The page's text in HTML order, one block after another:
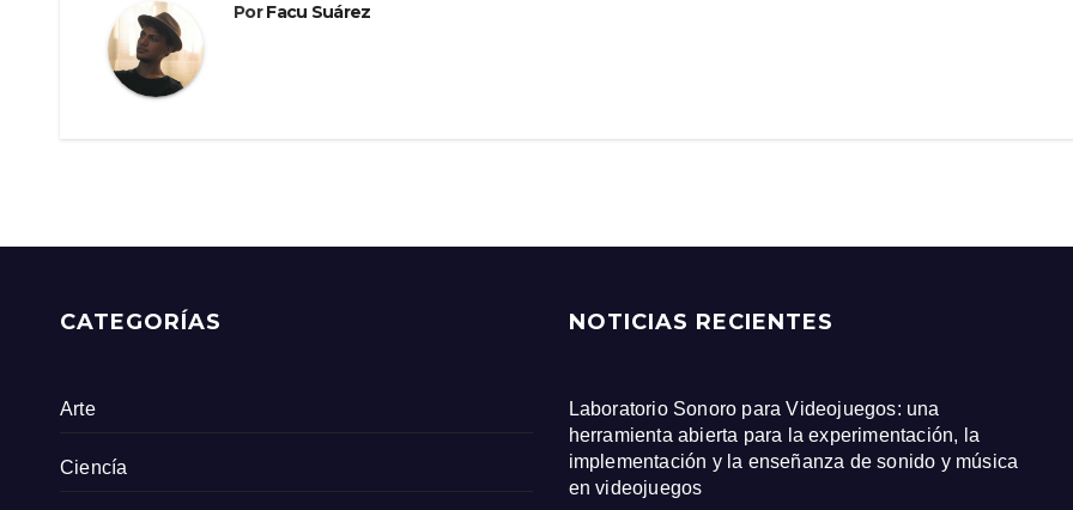
PorFacu Suárez
CATEGORÍAS
Arte
Ciencía
NOTICIAS RECIENTES
Laboratorio Sonoro para Videojuegos: una
herramienta abierta para la experimentación, la
implementación y la enseñanza de sonido y música
en videojuegos